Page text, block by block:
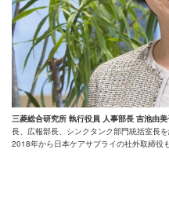
三菱総合研究所 執行役員 人事部長 吉池由美
長、広報部長、シンクタンク部門統括室長
2018年から日本ケアサプライの社外取締役も